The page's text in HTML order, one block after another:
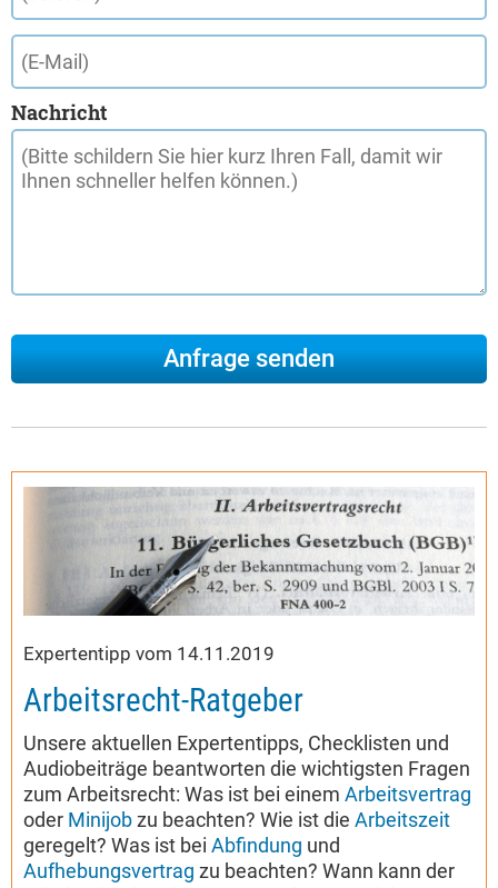
Nachricht
Expertentipp vom 14.11.2019
Arbeitsrecht-Ratgeber
Unsere aktuellen Expertentipps, Checklisten und
Audiobeiträge beantworten die wichtigsten Fragen
zum Arbeitsrecht: Was ist bei einem Arbeitsvertrag
oder Minijobzu beachten? Wie ist die Arbeitszeit
geregelt? Was ist bei Abfindung und
Aufhebungsvertrag zu beachten? Wann kann der